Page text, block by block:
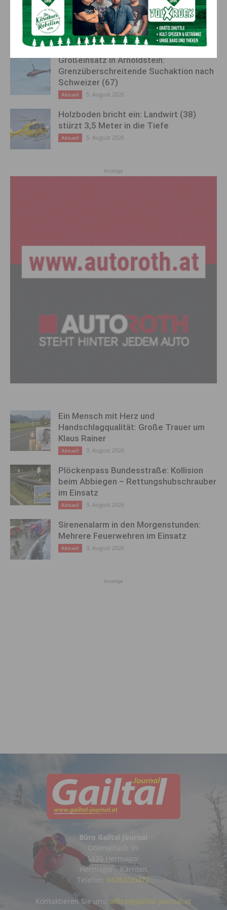
50 Liter Kraftstoff ausgetreten:
Feuerwehreinsatz in Möderndorf
Aktuell 5. August 2026
Großeinsatz in Arnoldstein:
Grenzüberschreitende Suchaktion nach
Schweizer (67)
Aktuell 5. August 2026
Holzboden bricht ein: Landwirt (38)
stürzt 3,5 Meter in die Tiefe
Aktuell 5. August 2026
Anzeige
Ein Mensch mit Herz und
Handschlagqualität: Große Trauer um
Klaus Rainer
Aktuell 3. August 2026
Plöckenpass Bundesstraße: Kollision
beim Abbiegen – Rettungshubschrauber
im Einsatz
Aktuell 3. August 2026
Sirenenalarm in den Morgenstunden:
Mehrere Feuerwehren im Einsatz
Aktuell 3. August 2026
Anzeige
Büro Gailtal Journal
Obervellach 99
9620 Hermagor
Hermagor - Kärnten
Telefon: 04282/20472
Kontaktieren Sie uns: office@gailtal-journal.at